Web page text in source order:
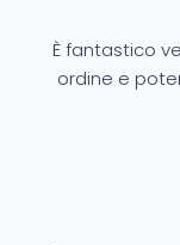
È fantastico
ordine e